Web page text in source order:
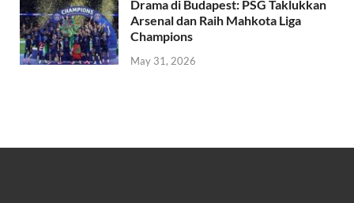
Drama di Budapest: PSG Taklukkan
Arsenal dan Raih Mahkota Liga
Champions
May 31, 2026